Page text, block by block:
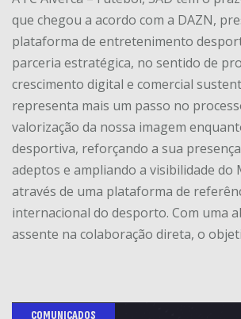
que chegou a acordo com a DAZN,
plataforma de entretenimento
parceria estratégica, no sentido de
crescimento digital e comercial
representa mais um passo no
valorização da nossa imagem
desportiva, reforçando a sua
adeptos e ampliando a visibilidade do
através de uma plataforma de
internacional do desporto. Com uma
assente na colaboração direta, o
COMUNICADOS